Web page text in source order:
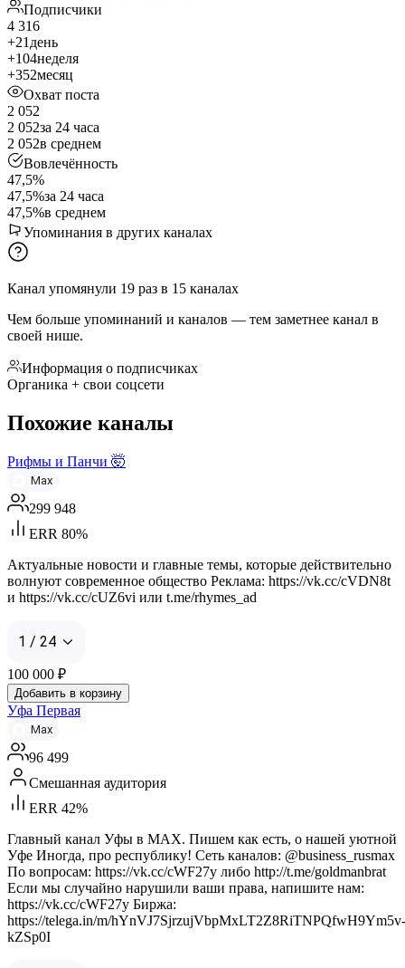
Подписчики
4 316
+21 день
+104неделя
+352месяц
Охват поста
2 052
2 052за 24 часа
2 052в среднем
Вовлечённость
47,5%
47,5%за 24 часа
47,5%в среднем
Упоминания в других каналах
Канал упомянули 19 раз в 15 каналах
Чем больше упоминаний и каналов — тем заметнее канал в
своей нише.
Информация о подписчиках
Органика + свои соцсети
Похожие каналы
Рифмы и Панчи 🤯
Max
299 948
ERR 80%
Актуальные новости и главные темы, которые действительно
волнуют современное общество Реклама: https://vk.cc/cVDN8t
и https://vk.cc/cUZ6vi или t.me/rhymes_ad
1 / 24
100 000 ₽
Добавить в корзину
Уфа Первая
Max
96 499
Смешанная аудитория
ERR 42%
Главный канал Уфы в MAX. Пишем как есть, о нашей уютной
Уфе Иногда, про республику! Сеть каналов: @business_rusmax
По вопросам: https://vk.cc/cWF27y либо http://t.me/goldmanbrat
Если мы случайно нарушили ваши права, напишите нам:
https://vk.cc/cWF27y Биржа:
https://telega.in/m/hYnVJ7SjrzujVbpMxLT2Z8RiTNPQfwH9Ym5v-
kZSp0I